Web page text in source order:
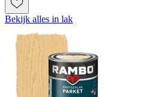
Bekijk alles in lak